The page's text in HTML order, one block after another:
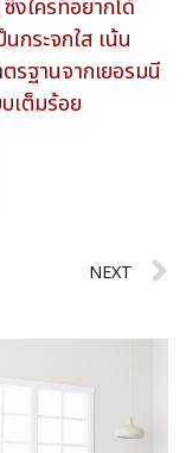
งใครที่อยากได้
กระจกใส เน้น
รฐานจากเยอรมนี
เต็มร้อย
NEXT